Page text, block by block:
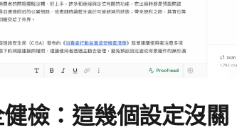
檢：這幾個設定沒